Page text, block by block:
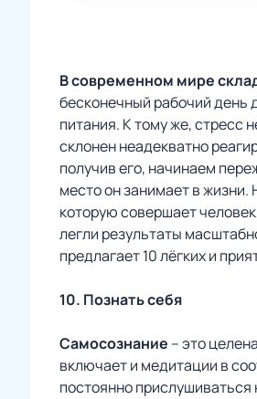
В современном мире
бесконечный рабочий день
питания. К тому же, стресс
склонен неадекватно
получив его, начинаем
место он занимает в
которую совершает
легли результаты
предлагает 10 лёгких и
10. Познать себя
Самосознание – это
включает и медитации в
постоянно